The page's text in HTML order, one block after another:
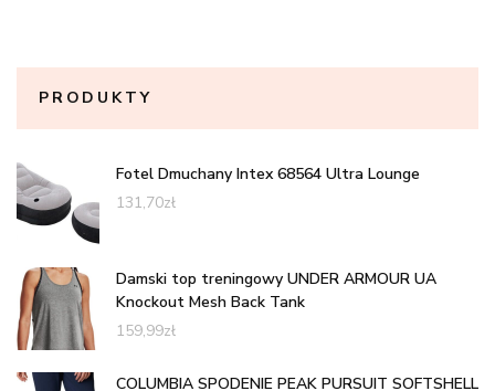
PRODUKTY
Fotel Dmuchany Intex 68564 Ultra Lounge
131,70zł
Damski top treningowy UNDER ARMOUR UA
Knockout Mesh Back Tank
159,99zł
COLUMBIA SPODENIE PEAK PURSUIT SOFTSHELL